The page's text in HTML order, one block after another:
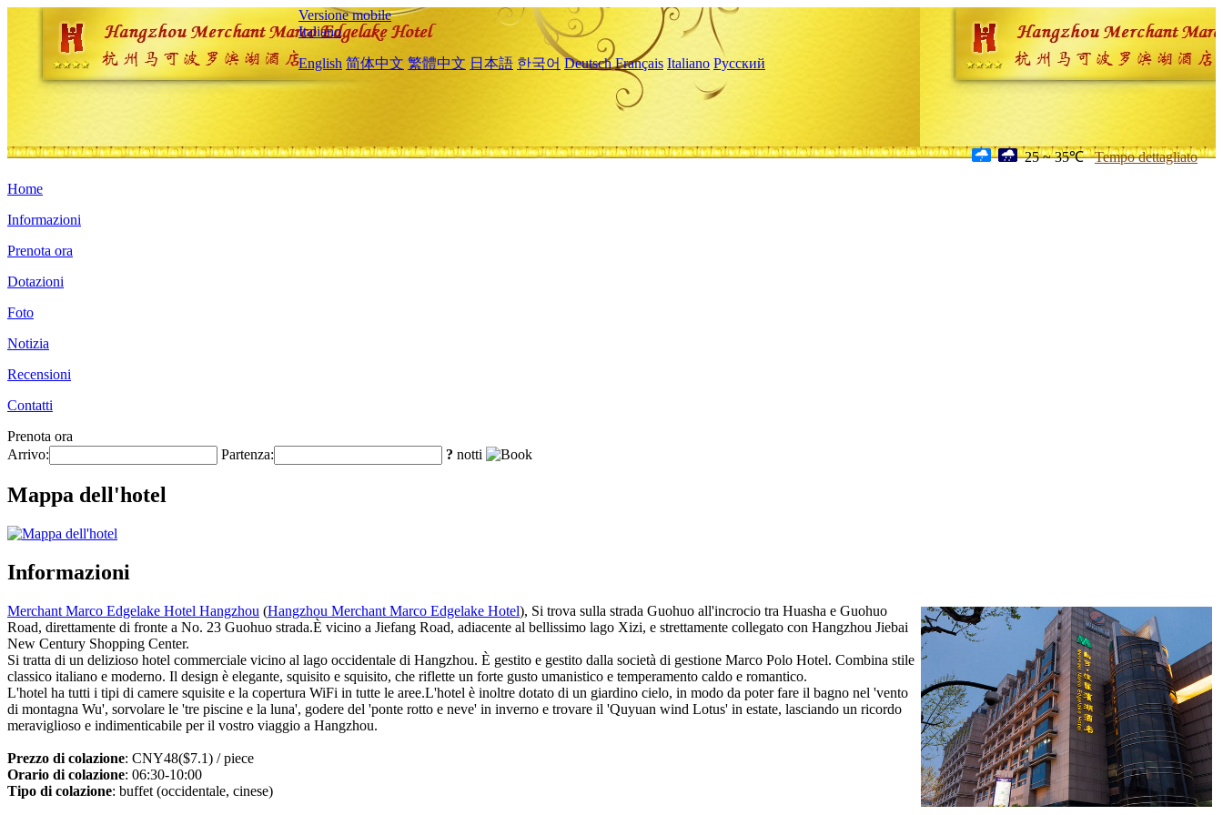
Versione mobile
Italiano
English 简体中文 繁體中文 日本語 한국어 Deutsch Français Italiano Русский
25 ~ 35℃ Tempo dettagliato
Home
Informazioni
Prenota ora
Dotazioni
Foto
Notizia
Recensioni
Contatti
Prenota ora
Arrivo:
Partenza: ? notti
Mappa dell'hotel
Informazioni
Merchant Marco Edgelake Hotel Hangzhou (Hangzhou Merchant Marco Edgelake Hotel), Si trova sulla strada Guohuo all'incrocio tra Huasha e Guohuo
Road, direttamente di fronte a No. 23 Guohuo strada.È vicino a Jiefang Road, adiacente al bellissimo lago Xizi, e strettamente collegato con Hangzhou Jiebai
New Century Shopping Center.
Si tratta di un delizioso hotel commerciale vicino al lago occidentale di Hangzhou. È gestito e gestito dalla società di gestione Marco Polo Hotel. Combina stile
classico italiano e moderno. Il design è elegante, squisito e squisito, che riflette un forte gusto umanistico e temperamento caldo e romantico.
L'hotel ha tutti i tipi di camere squisite e la copertura WiFi in tutte le aree.L'hotel è inoltre dotato di un giardino cielo, in modo da poter fare il bagno nel 'vento
di montagna Wu', sorvolare le 'tre piscine e la luna', godere del 'ponte rotto e neve' in inverno e trovare il 'Quyuan wind Lotus' in estate, lasciando un ricordo
meraviglioso e indimenticabile per il vostro viaggio a Hangzhou.
Prezzo di colazione: CNY48($7.1) / piece
Orario di colazione: 06:30-10:00
Tipo di colazione: buffet (occidentale, cinese)